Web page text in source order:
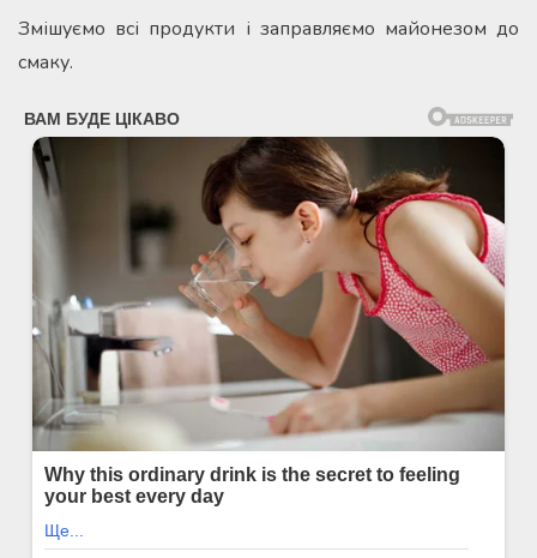
Змішуємо всі продукти і заправляємо майонезом до
смаку.